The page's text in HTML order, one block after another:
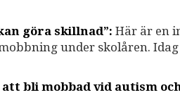
göra skillnad”: Här är en
under skolåren.
bli mobbad vid autism